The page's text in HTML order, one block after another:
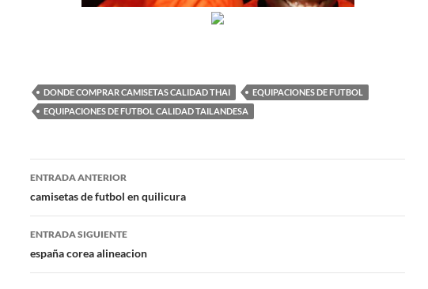
DONDE COMPRAR CAMISETAS CALIDAD THAI
EQUIPACIONES DE FUTBOL
EQUIPACIONES DE FUTBOL CALIDAD TAILANDESA
Navegación
de
entradas
ENTRADA ANTERIOR
camisetas de futbol en quilicura
ENTRADA SIGUIENTE
españa corea alineacion